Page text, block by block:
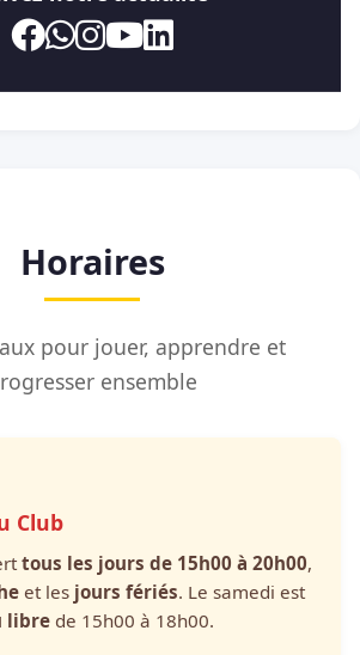
Horaires
pour jouer, apprendre et
ensemble
Club
tous les jours de 15h00 à 20h00,
et les jours fériés. Le samedi est
libre de 15h00 à 18h00.